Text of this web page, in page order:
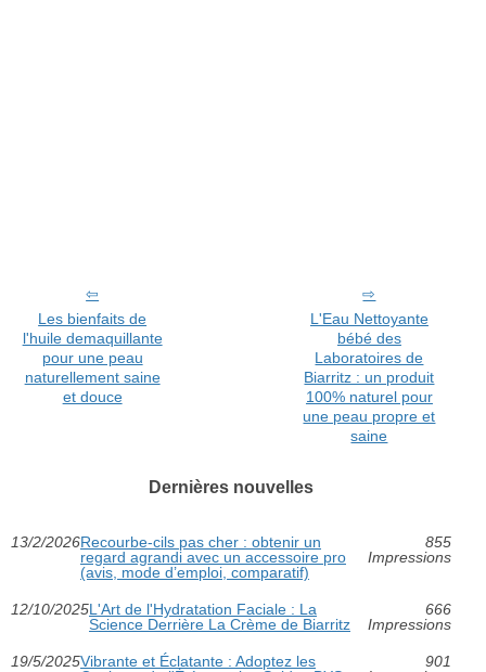
Les bienfaits de
l'huile demaquillante
pour une peau
naturellement saine
et douce
L'Eau Nettoyante
bébé des
Laboratoires de
Biarritz : un produit
100% naturel pour
une peau propre et
saine
Dernières nouvelles
13/2/2026Recourbe‑cils pas cher : obtenir un
regard agrandi avec un accessoire pro
(avis, mode d’emploi, comparatif)
855
Impressions
12/10/2025L'Art de l'Hydratation Faciale : La
Science Derrière La Crème de Biarritz
666
Impressions
19/5/2025Vibrante et Éclatante : Adoptez les
901